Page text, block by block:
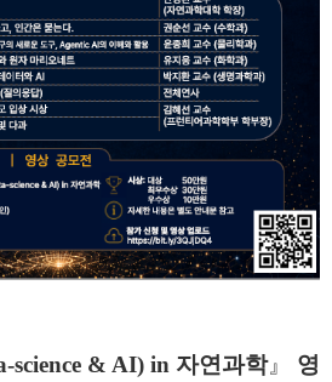
science & AI) in 자연과학』
영